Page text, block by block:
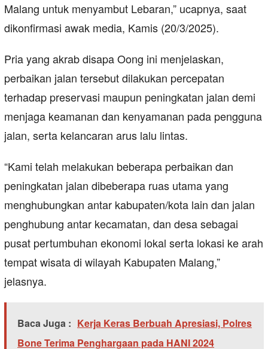
Malang untuk menyambut Lebaran,” ucapnya, saat
dikonfirmasi awak media, Kamis (20/3/2025).
Pria yang akrab disapa Oong ini menjelaskan,
perbaikan jalan tersebut dilakukan percepatan
terhadap preservasi maupun peningkatan jalan demi
menjaga keamanan dan kenyamanan pada pengguna
jalan, serta kelancaran arus lalu lintas.
“Kami telah melakukan beberapa perbaikan dan
peningkatan jalan dibeberapa ruas utama yang
menghubungkan antar kabupaten/kota lain dan jalan
penghubung antar kecamatan, dan desa sebagai
pusat pertumbuhan ekonomi lokal serta lokasi ke arah
tempat wisata di wilayah Kabupaten Malang,”
jelasnya.
Baca Juga : Kerja Keras Berbuah Apresiasi, Polres
Bone Terima Penghargaan pada HANI 2024